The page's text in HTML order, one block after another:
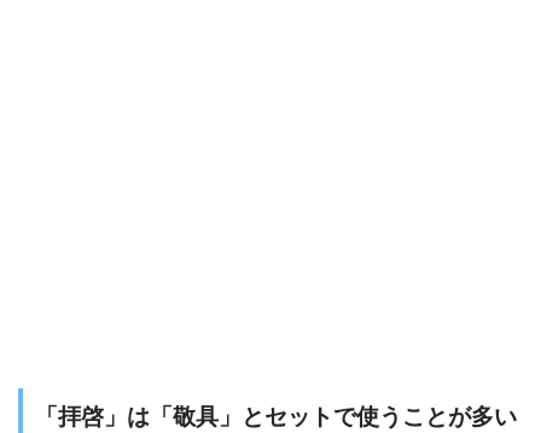
「拝啓」は「敬具」とセットで使うことが多い